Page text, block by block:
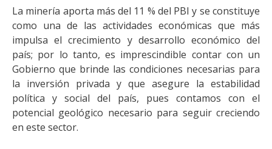
La minería aporta más del 11 % del PBI y se constituye
como una de las actividades económicas que más
impulsa el crecimiento y desarrollo económico del
país; por lo tanto, es imprescindible contar con un
Gobierno que brinde las condiciones necesarias para
la inversión privada y que asegure la estabilidad
política y social del país, pues contamos con el
potencial geológico necesario para seguir creciendo
en este sector.